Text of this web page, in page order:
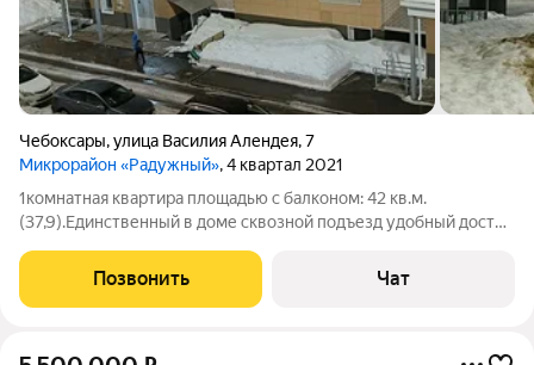
Чебоксары,улица Василия Алендея,7
Микрорайон «Радужный», 4 квартал 2021
1комнатная квартира площадью с балконом: 42 кв.м.
(37,9).Единственный в доме сквозной подъезд удобный доступ
10,3, Санузел (с ванной) 4 Прихожая с гардеробной 7,8
Состояние квартиры:
Позвонить Чат